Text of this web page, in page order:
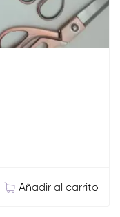
Añadir al carrito